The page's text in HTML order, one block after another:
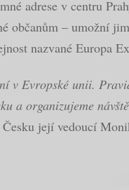
adrese v centru
občanům – umožní
nazvané Europa
v Evropské unii.
a organizujeme
její vedoucí